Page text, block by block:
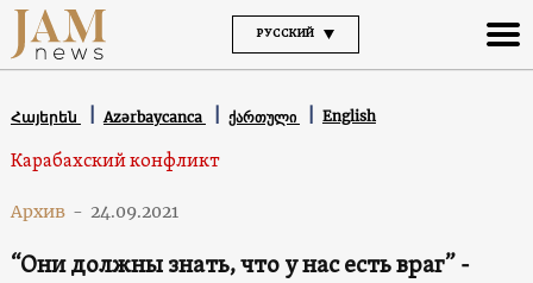
РУССКИЙ
Հայերեն Azərbaycanca ქართული English
Карабахский конфликт
Архив - 24.09.2021
“Они должны знать, что у нас есть враг” -